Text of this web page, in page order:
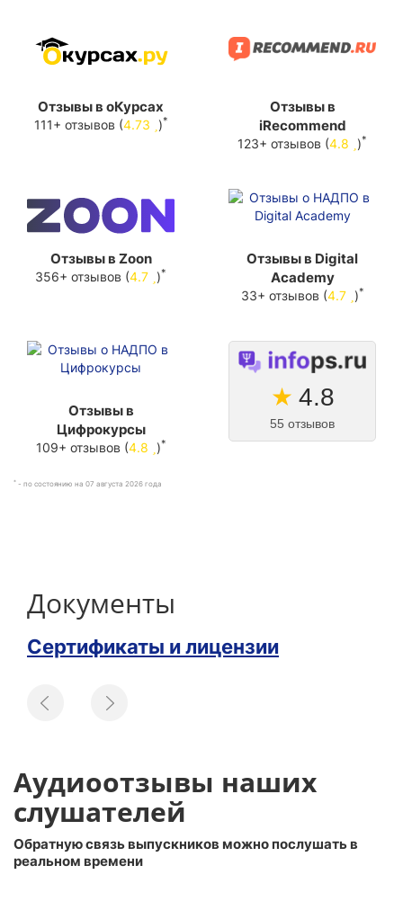
Отзывы в оКурсах
111+ отзывов (4.73 )*
Отзывы в
iRecommend
123+ отзывов (4.8 )*
Отзывы в Zoon
356+ отзывов (4.7 )*
Отзывы в Digital
Academy
33+ отзывов (4.7 )*
Отзывы в
Цифрокурсы
109+ отзывов (4.8 )*
★ 4.8
55 отзывов
* - по состоянию на 07 августа 2026 года
Документы
Сертификаты и лицензии
Аудиоотзывы наших
слушателей
Обратную связь выпускников можно послушать в
реальном времени